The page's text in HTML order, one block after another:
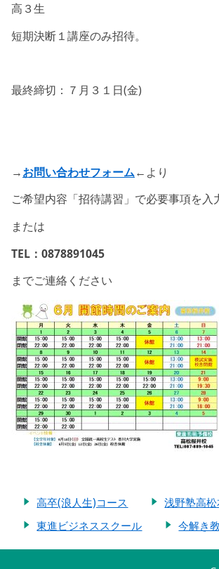
高３生
短期決断１講座のみ招待。
最終締切：７月３１日(金)
→お問い合わせフォーム←より
ご希望内容「招待講習」で必要事項を入
または
TEL：0878891045
までご連絡ください
高卒(浪人生)コース 浅野塾高
東進ビジネススクール
今解き